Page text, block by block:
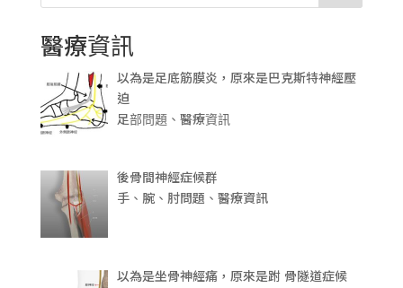
醫療資訊
以為是足底筋膜炎，原來是巴克斯特神經壓
迫
足部問題、醫療資訊
後骨間神經症候群
手、腕、肘問題、醫療資訊
以為是坐骨神經痛，原來是跗 骨隧道症候